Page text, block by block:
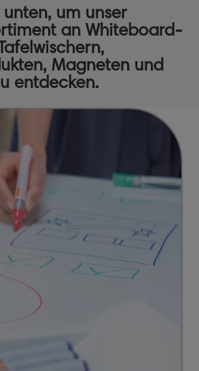
unten, um unser
an Whiteboard-
, Magnetenund
entdecken.